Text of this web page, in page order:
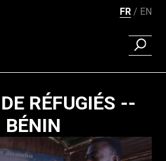
FR EN
RÉFUGIÉS --
BÉNIN